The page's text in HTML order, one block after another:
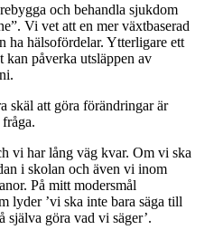
och behandla sjukdom
Vi vet att en mer växtbaserad
ha hälsofördelar. Ytterligare ett
kan påverka utsläppen av
skäl att göra förändringar är
vi har lång väg kvar. Om vi ska
i skolan och även vi inom
På mitt modersmål
lyder ’vi ska inte bara säga till
själva göra vad vi säger’.